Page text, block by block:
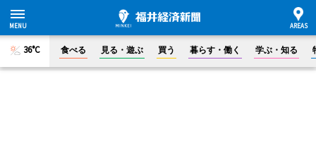
36°C 食べる 見る・遊ぶ 買う 暮らす・働く 学ぶ・知る